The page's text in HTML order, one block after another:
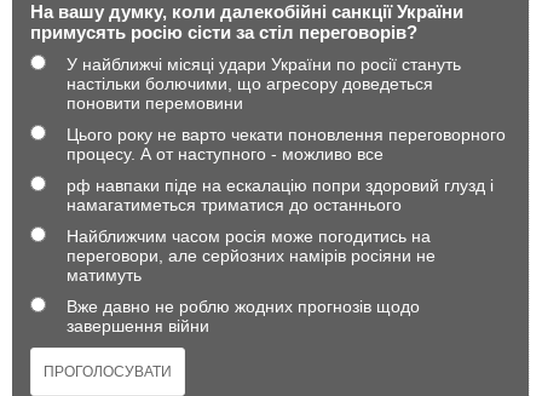
На вашу думку, коли далекобійні санкції України
примусять росію сісти за стіл переговорів?
У найближчі місяці удари України по росії стануть
настільки болючими, що агресору доведеться
поновити перемовини
Цього року не варто чекати поновлення переговорного
процесу. А от наступного - можливо все
рф навпаки піде на ескалацію попри здоровий глузд і
намагатиметься триматися до останнього
Найближчим часом росія може погодитись на
переговори, але серйозних намірів росіяни не
матимуть
Вже давно не роблю жодних прогнозів щодо
завершення війни